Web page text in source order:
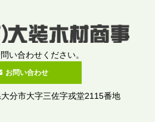
い合わせください。
お問い合わせ
分市大字三佐字戎堂2115番地